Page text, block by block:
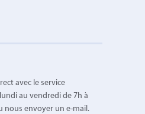
avec le service
au vendredi de 7h à
nous envoyer un e-mail.